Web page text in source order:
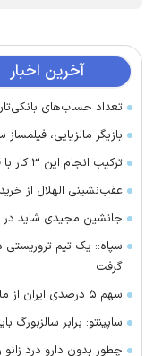
آخرین اخبار
تعداد حساب‌های بانکی‌تان
بازیگر مالزیایی،
ترکیب انجام این ۳ کار با قهوه فشار زیادی به قلب وارد می‌کند
عقب‌نشینی الهلال از
جانشین مجیدی شاید در
سپاه:: یک تیم تروریستی
گرفت
سهم ۵ درصدی ایران از ماینینگ جهانی کاهش یافت
ساپینتو: برابر سالزبورگ
چطور بدون دارو درد